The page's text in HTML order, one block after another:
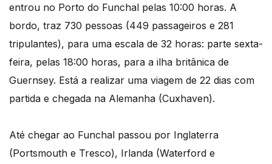
entrou no Porto do Funchal pelas 10:00 horas. A
bordo, traz 730 pessoas (449 passageiros e 281
tripulantes), para uma escala de 32 horas: parte sexta-
feira, pelas 18:00 horas, para a ilha britânica de
Guernsey. Está a realizar uma viagem de 22 dias com
partida e chegada na Alemanha (Cuxhaven).
Até chegar ao Funchal passou por Inglaterra
(Portsmouth e Tresco), Irlanda (Waterford e